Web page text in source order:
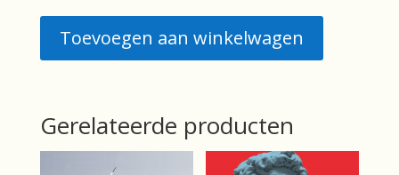
Toevoegen aan winkelwagen
Gerelateerde producten